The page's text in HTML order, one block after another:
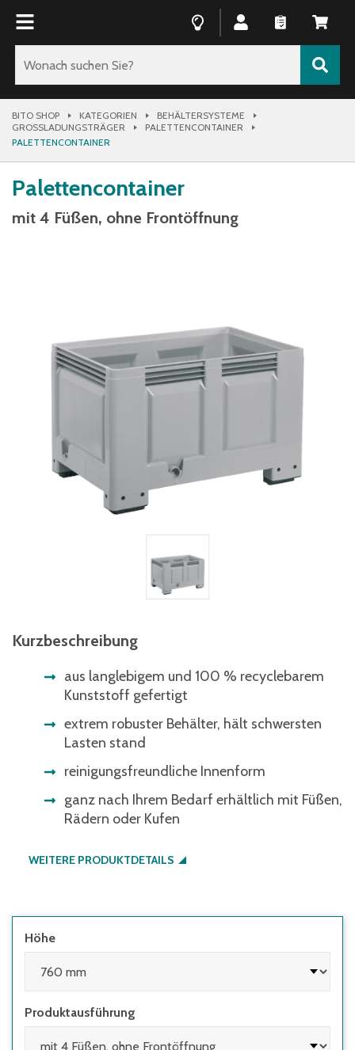
BITO SHOP KATEGORIEN
BEHÄLTERSYSTEME
GROSSLADUNGSTRÄGER
PALETTENCONTAINER
PALETTENCONTAINER
Palettencontainer
mit 4 Füßen, ohne Frontöffnung
Kurzbeschreibung
aus langlebigem und 100 % recyclebarem
Kunststoff gefertigt
extrem robuster Behälter, hält schwersten
Lasten stand
reinigungsfreundliche Innenform
ganz nach Ihrem Bedarf erhältlich mit Füßen,
Rädern oder Kufen
WEITERE PRODUKTDETAILS
Höhe
Produktausführung